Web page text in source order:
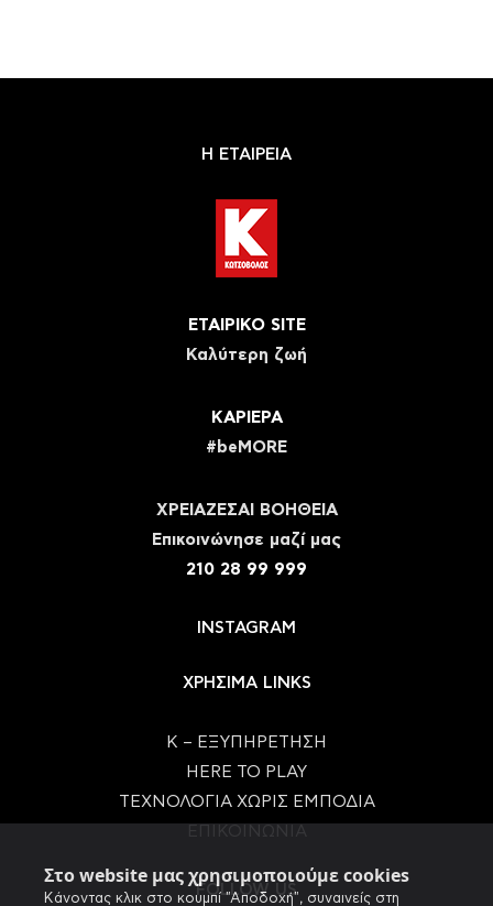
Στο website μας χρησιμοποιούμε cookies
Κάνοντας κλικ στο κουμπί "Αποδοχή", συναινείς στη
Η ΕΤΑΙΡΕΙΑ
ΕΤΑΙΡΙΚΟ SITE
Καλύτερη ζωή
ΚΑΡΙΕΡΑ
#beMORE
ΧΡΕΙΑΖΕΣΑΙ ΒΟΗΘΕΙΑ
Eπικοινώνησε μαζί μας
210 28 99 999
INSTAGRAM
ΧΡΗΣΙΜΑ LINKS
Κ – ΕΞΥΠΗΡΕΤΗΣΗ
HERE TO PLAY
ΤΕΧΝΟΛΟΓΙΑ ΧΩΡΙΣ ΕΜΠΟΔΙΑ
FOLLOW US